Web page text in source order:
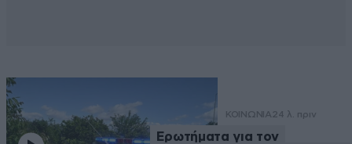
ΚΟΙΝΩΝΙΑ 24 λ. πριν
Ερωτήματα για τον